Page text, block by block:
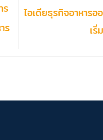
ร
ร
ไอเดียธุรกิจอาหาร
เ